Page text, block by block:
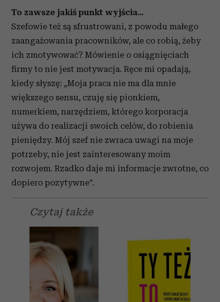
To zawsze jakiś punkt wyjścia...
Szefowie też są sfrustrowani, z powodu małego
zaangażowania pracowników, ale co robią, żeby
ich zmotywować? Mówienie o osiągnięciach
firmy to nie jest motywacja. Ręce mi opadają,
kiedy słyszę: „Moja praca nie ma dla mnie
większego sensu, czuję się pionkiem,
numerkiem, narzędziem, którego korporacja
używa do realizacji swoich celów, do robienia
pieniędzy. Mój szef nie zwraca uwagi na moje
potrzeby, nie jest zainteresowany moim
rozwojem. Rzadko daje mi informacje zwrotne, co
dopiero pozytywne”.
Czytaj także